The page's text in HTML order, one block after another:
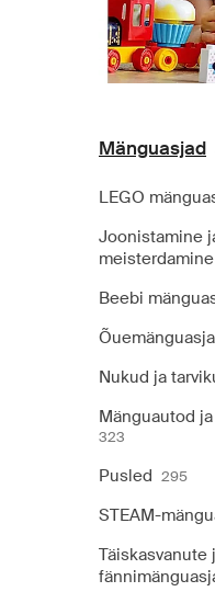
Mänguasjad
LEGO
Joonistamine
meisterdamine
Beebi
Nukud ja
Mänguautod
323
Pusled 295
STEAM-
Täiskasvanute